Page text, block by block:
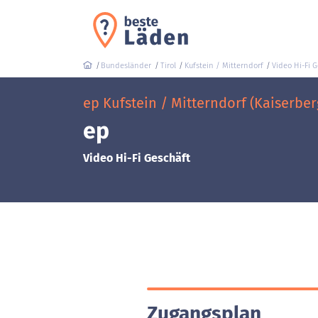
Bundesländer Tirol Kufstein / Mitterndorf Video Hi-Fi
ep Kufstein / Mitterndorf
ep
Video Hi-Fi Geschäft